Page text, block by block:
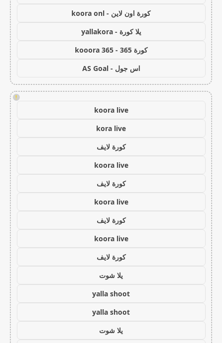
كورة اون لاين - koora onl
يلا كورة - yallakora
كورة 365 - kooora 365
اس جول - AS Goal
!
koora live
kora live
كورة لايف
koora live
كورة لايف
koora live
كورة لايف
koora live
كورة لايف
يلا شوت
yalla shoot
yalla shoot
يلا شوت